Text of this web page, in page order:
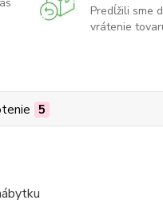
Predĺžili sme
vrátenie
5